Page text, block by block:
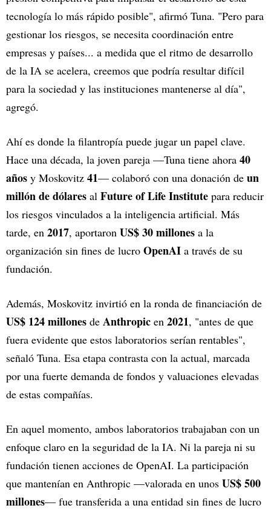
tecnología lo más rápido posible", afirmó Tuna. "Pero para
gestionar los riesgos, se necesita coordinación entre
empresas y países... a medida que el ritmo de desarrollo
de la IA se acelera, creemos que podría resultar difícil
para la sociedad y las instituciones mantenerse al día",
agregó.
Ahí es donde la filantropía puede jugar un papel clave.
Hace una década, la joven pareja —Tuna tiene ahora 40
años y Moskovitz 41— colaboró con una donación de un
millón de dólares al Future of Life Institute para reducir
los riesgos vinculados a la inteligencia artificial. Más
tarde, en 2017, aportaron US$ 30 millones a la
organización sin fines de lucro OpenAI a través de su
fundación.
Además, Moskovitz invirtió en la ronda de financiación de
US$ 124 millones de Anthropic en 2021, "antes de que
fuera evidente que estos laboratorios serían rentables",
señaló Tuna. Esa etapa contrasta con la actual, marcada
por una fuerte demanda de fondos y valuaciones elevadas
de estas compañías.
En aquel momento, ambos laboratorios trabajaban con un
enfoque claro en la seguridad de la IA. Ni la pareja ni su
fundación tienen acciones de OpenAI. La participación
que mantenían en Anthropic —valorada en unos US$ 500
millones— fue transferida a una entidad sin fines de lucro